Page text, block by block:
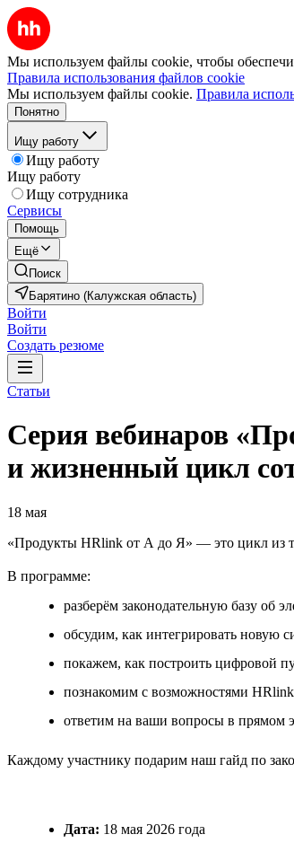
Мы используем файлы cookie, чтобы
Правила использования файлов cookie
Мы используем файлы cookie. Правила
Понятно
Ищу работу
Ищу работу
Ищу работу
Ищу сотрудника
Сервисы
Помощь
Ещё
Поиск
Барятино (Калужская область)
Войти
Войти
Создать резюме
Статьи
Серия вебинаров
и жизненный цикл
18 мая
«Продукты HRlink от А до Я» — это цикл из
В программе:
разберём законодательную базу об
обсудим, как интегрировать новую
покажем, как построить цифровой
познакомим с возможностями
ответим на ваши вопросы в прямом
Каждому участнику подарим наш гайд по
Дата: 18 мая 2026 года